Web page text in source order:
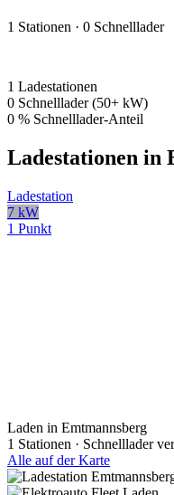
1 Stationen · 0 Schnelllader
1 Ladestationen
0 Schnelllader (50+ kW)
0 % Schnelllader-Anteil
Ladestationen in
Ladestation
7 kW
1 Punkt
Laden in Emtmannsberg
1 Stationen · Schnelllader
Alle auf der Karte